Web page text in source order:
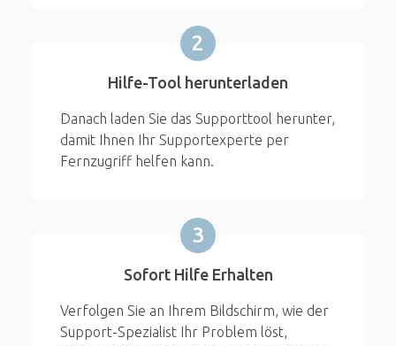
2
Hilfe-Tool herunterladen
Danach laden Sie das Supporttool herunter,
damit Ihnen Ihr Supportexperte per
Fernzugriff helfen kann.
3
Sofort Hilfe Erhalten
Verfolgen Sie an Ihrem Bildschirm, wie der
Support-Spezialist Ihr Problem löst,